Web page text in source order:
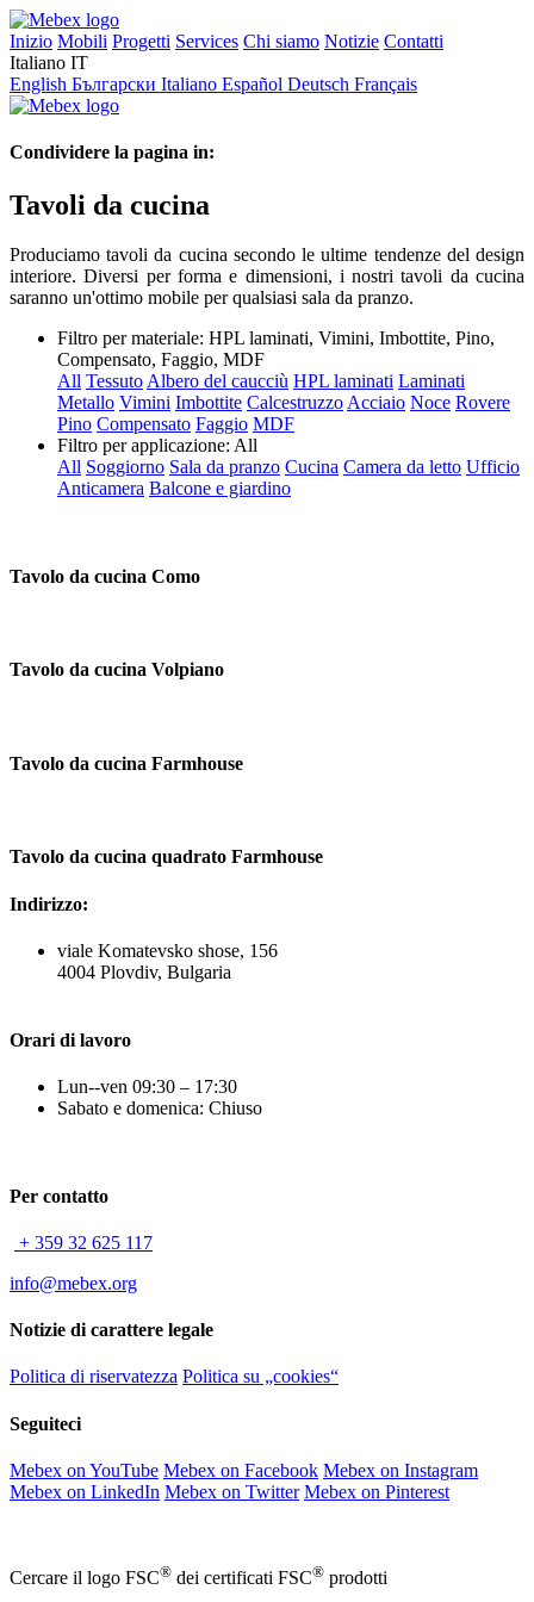
Inizio Mobili Progetti Services Chi siamo Notizie Contatti
Italiano IT
English Български Italiano Español Deutsch Français
Condividere la pagina in:
Tavoli da cucina
Produciamo tavoli da cucina secondo le ultime tendenze del design
interiore. Diversi per forma e dimensioni, i nostri tavoli da cucina
saranno un'ottimo mobile per qualsiasi sala da pranzo.
Filtro per materiale: HPL laminati, Vimini, Imbottite, Pino,
Compensato, Faggio, MDF
All TessutoAlbero del caucciù HPL laminati Laminati
Metallo Vimini Imbottite CalcestruzzoAcciaio Noce Rovere
Pino Compensato Faggio MDF
Filtro per applicazione: All
All Soggiorno Sala da pranzo Cucina Camera da letto Ufficio
Anticamera Balcone e giardino
Tavolo da cucina Como
Tavolo da cucina Volpiano
Tavolo da cucina Farmhouse
Tavolo da cucina quadrato Farmhouse
Indirizzo:
viale Komatevsko shose, 156
4004 Plovdiv, Bulgaria
Orari di lavoro
Lun--ven 09:30 – 17:30
Sabato e domenica: Chiuso
Per contatto
+ 359 32 625 117
info@mebex.org
Notizie di carattere legale
Politica di riservatezza Politica su „cookies“
Seguiteci
Mebex on YouTube Mebex on Facebook Mebex on Instagram
Mebex on LinkedIn Mebex on Twitter Mebex on Pinterest
Cercare il logo FSC® dei certificati FSC® prodotti